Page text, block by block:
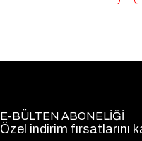
E-BÜLTEN ABONELİĞİ
Özel indirim fırsatlarını